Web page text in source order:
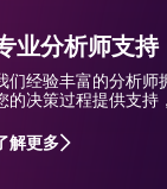
业分析师支持
们经验丰富的分析师
的决策过程提供支持
解更多